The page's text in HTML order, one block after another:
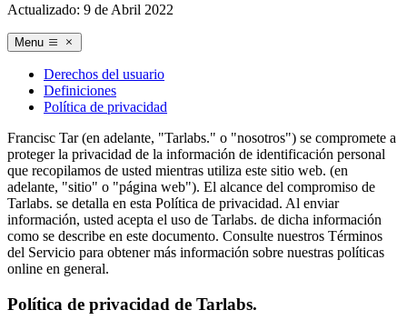
Actualizado: 9 de Abril 2022
Menu
Derechos del usuario
Definiciones
Política de privacidad
Francisc Tar (en adelante, "Tarlabs." o "nosotros") se compromete a
proteger la privacidad de la información de identificación personal
que recopilamos de usted mientras utiliza este sitio web. (en
adelante, "sitio" o "página web"). El alcance del compromiso de
Tarlabs. se detalla en esta Política de privacidad. Al enviar
información, usted acepta el uso de Tarlabs. de dicha información
como se describe en este documento. Consulte nuestros Términos
del Servicio para obtener más información sobre nuestras políticas
online en general.
Política de privacidad de Tarlabs.